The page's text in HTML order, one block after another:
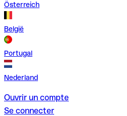
Österreich
België
Portugal
Nederland
Ouvrir un compte
Se connecter